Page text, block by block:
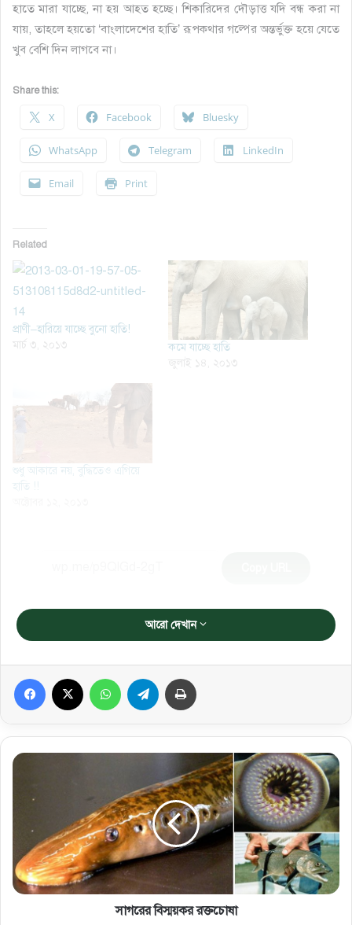
হাতে মারা যাচ্ছে, না হয় আহত হচ্ছে। শিকারিদের দৌড়াত্ত যদি বন্ধ করা না
যায়, তাহলে হয়তো ‘বাংলাদেশের হাতি’ রূপকথার গল্পের অন্তর্ভুক্ত হয়ে যেতে
খুব বেশি দিন লাগবে না।
Share this:
X Facebook Bluesky
WhatsApp Telegram LinkedIn
Email Print
Related
প্রাণী–হারিয়ে যাচ্ছে বুনো হাতি!
মার্চ ৩, ২০১৩
কমে যাচ্ছে হাতি
শুধু আকারে নয়, বুদ্ধিতেও এগিয়ে
আরো দেখান
সাগরের বিস্ময়কর রক্তচোষা